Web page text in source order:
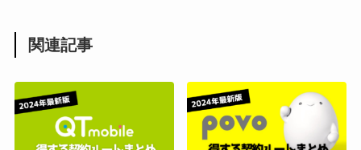
関連記事